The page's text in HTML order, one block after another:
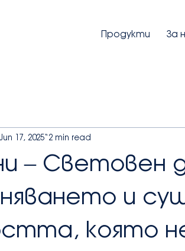
Продукти За
– Световен
и
която
Jun 17, 2025 2 min read